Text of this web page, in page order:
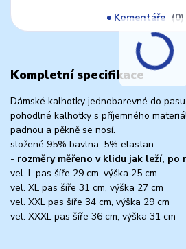
Komentáře
0
Kompletní specifikace
Dámské kalhotky jednobarevné do
pohodlné kalhotky s příjemného
padnou a pěkně se nosí.
složené 95% bavlna, 5% elastan
- rozměry měřeno v klidu jak leží, po
vel. L pas šíře 29 cm, výška 25 cm
vel. XL pas šíře 31 cm, výška 27 cm
vel. XXL pas šíře 34 cm, výška 29 cm
vel. XXXL pas šíře 36 cm, výška 31 cm